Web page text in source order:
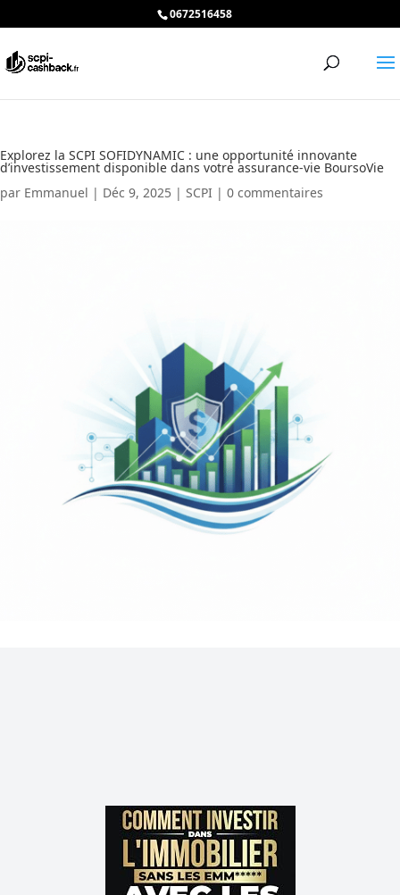
0672516458
Explorez la SCPI SOFIDYNAMIC : une opportunité innovante
d’investissement disponible dans votre assurance-vie BoursoVie
par Emmanuel | Déc 9, 2025 | SCPI | 0 commentaires